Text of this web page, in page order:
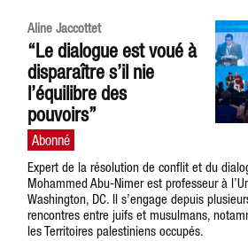
Aline Jaccottet
“Le dialogue est voué à
disparaître s’il nie
l’équilibre des
pouvoirs”
Expert de la résolution de conflit et du
Mohammed Abu-Nimer est professeur à
Washington, DC. Il s’engage depuis
rencontres entre juifs et musulmans,
les Territoires palestiniens occupés.